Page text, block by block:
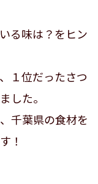
る味は？をヒン
１位だったさつ
した。
千葉県の食材を
！